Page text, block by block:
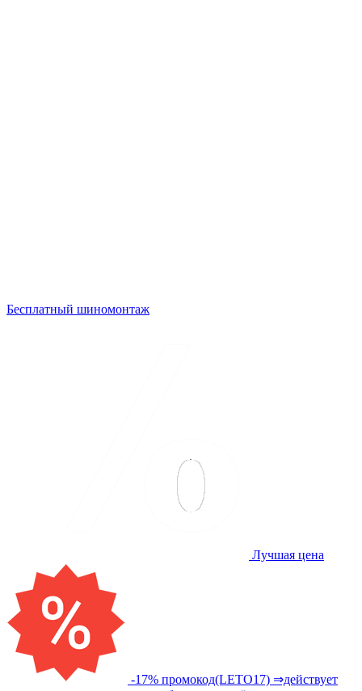
Бесплатный шиномонтаж
Лучшая цена
-17% промокод(LETO17) ⇒действует